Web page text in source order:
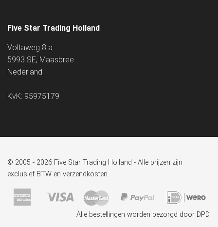
Five Star Trading Holland
Voltaweg 8 a
5993 SE, Maasbree
Nederland
KvK: 95975179
© 2005 - 2026 Five Star Trading Holland - Alle prijzen zijn
exclusief BTW en verzendkosten.
Alle bestellingen worden bezorgd door DPD.